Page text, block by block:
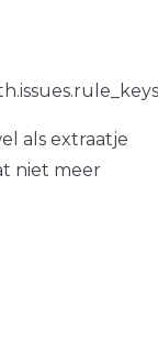
als extraatje
niet meer